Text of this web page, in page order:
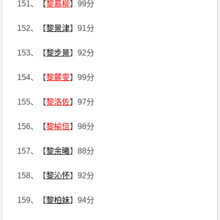
151、【黎慕柳】99分
152、【黎景津】91分
153、【黎步景】92分
154、【黎麓雯】99分
155、【黎洛佐】97分
156、【黎榆倍】98分
157、【黎余曦】88分
158、【黎沁怀】92分
159、【黎柏妹】94分